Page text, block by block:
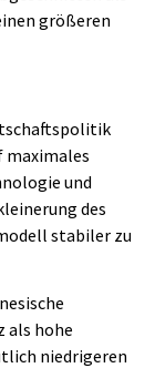
größeren
maximales
und
des
stabiler zu
als hohe
niedrigeren